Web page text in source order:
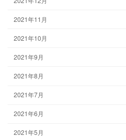
2021年11月
2021年10月
2021年9月
2021年8月
2021年7月
2021年6月
2021年5月